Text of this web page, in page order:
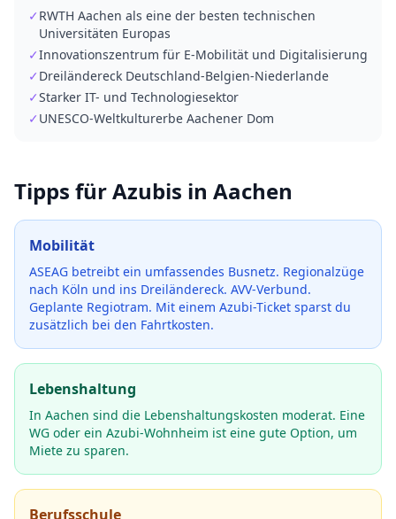
✓ RWTH Aachen als eine der besten technischen
Universitäten Europas
✓Innovationszentrum für E-Mobilität und Digitalisierung
✓ Dreiländereck Deutschland-Belgien-Niederlande
✓Starker IT- und Technologiesektor
✓ UNESCO-Weltkulturerbe Aachener Dom
Tipps für Azubis in Aachen
Mobilität
ASEAG betreibt ein umfassendes Busnetz. Regionalzüge
nach Köln und ins Dreiländereck. AVV-Verbund.
Geplante Regiotram. Mit einem Azubi-Ticket sparst du
zusätzlich bei den Fahrtkosten.
Lebenshaltung
In Aachen sind die Lebenshaltungskosten moderat. Eine
WG oder ein Azubi-Wohnheim ist eine gute Option, um
Miete zu sparen.
Berufsschule